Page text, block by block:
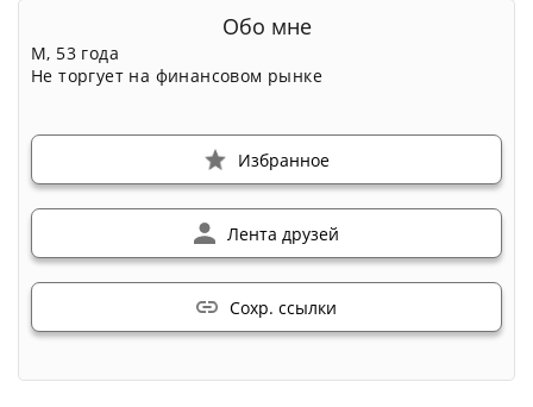
Обо мне
М, 53 года
Не торгует на финансовом рынке
Избранное
Лента друзей
Сохр. ссылки